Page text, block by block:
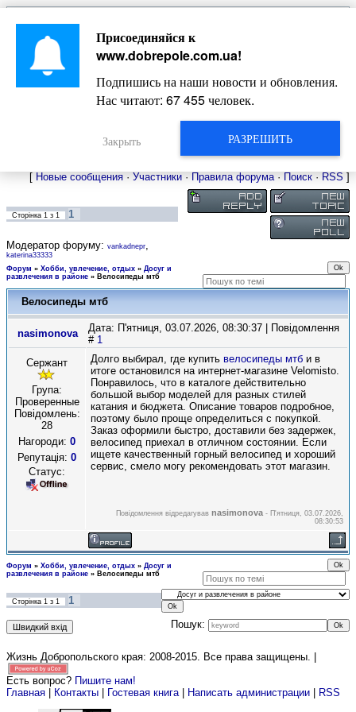
Главная
Новости
Довідкова
Фото
Оголошення
Видео
Жизнь Добропольского края
[ Новые сообщения · Участники · Правила форума· Поиск · RSS ]
Сторінка 1 з 1 1
Модератор форуму: vankadnepr,
katerina33333
Форум » Хобби, увлечение, отдых » Досуг и
развлечения в районе » Велосипеды мтб
Велосипеды мтб
nasimonova
Дата: П'ятниця, 03.07.2026, 08:30:37 | Повідомлення
# 1
Сержант
Група:
Проверенные
Повідомлень:
28
Нагороди: 0
Репутація: 0
Статус:
Долго выбирал, где купить велосипеды мтб и в
итоге остановился на интернет-магазине Velomisto.
Понравилось, что в каталоге действительно
большой выбор моделей для разных стилей
катания и бюджета. Описание товаров подробное,
поэтому было проще определиться с покупкой.
Заказ оформили быстро, доставили без задержек,
велосипед приехал в отличном состоянии. Если
ищете качественный горный велосипед и хороший
сервис, смело могу рекомендовать этот магазин.
Повідомлення відредагував nasimonova - П'ятниця, 03.07.2026,
08:30:53
Форум » Хобби, увлечение, отдых » Досуг и
развлечения в районе » Велосипеды мтб
Сторінка 1 з 1
1
Пошук:
Жизнь Добропольского края: 2008-2015. Все права защищены. |
Есть вопрос? Пишите нам!
Главная
Контакты Гостевая книга| Написать администрации RSS
Присоединяйся к
www.dobrepole.com.ua!
Подпишись на наши новости и обновления.
Нас читают: 67 455человек.
РАЗРЕШИТЬ
Закрыть